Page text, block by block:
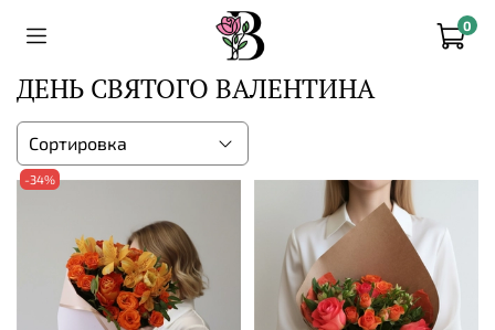
0
ДЕНЬ СВЯТОГО ВАЛЕНТИНА
-34%